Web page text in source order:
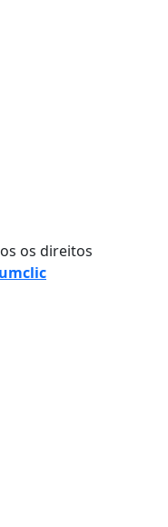
os direitos